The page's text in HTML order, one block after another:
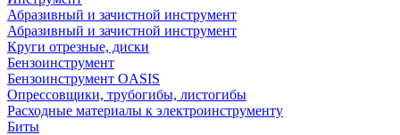
Абразивный и зачистной инструмент
Абразивный и зачистной инструмент
Круги отрезные, диски
Бензоинструмент
Бензоинструмент OASIS
Опрессовщики, трубогибы, листогибы
Расходные материалы к электроинструменту
Биты